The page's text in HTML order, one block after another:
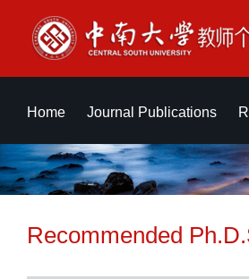
Home Journal Publications
Recommended